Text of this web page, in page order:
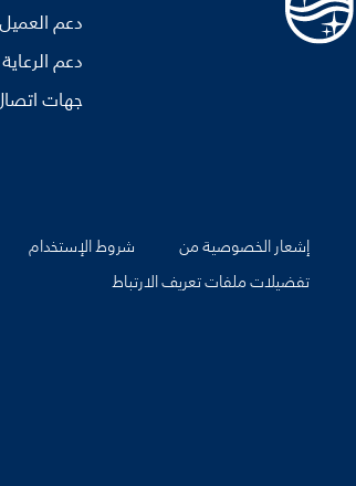
دعم العميل
دعم
جهات
إشعار الخصوصية من شروط الإستخدام
تفضيلات ملفات تعريف الارتباط